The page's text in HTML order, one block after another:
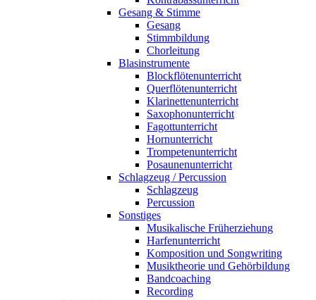
Gesang & Stimme
Gesang
Stimmbildung
Chorleitung
Blasinstrumente
Blockflötenunterricht
Querflötenunterricht
Klarinettenunterricht
Saxophonunterricht
Fagottunterricht
Hornunterricht
Trompetenunterricht
Posaunenunterricht
Schlagzeug / Percussion
Schlagzeug
Percussion
Sonstiges
Musikalische Früherziehung
Harfenunterricht
Komposition und Songwriting
Musiktheorie und Gehörbildung
Bandcoaching
Recording